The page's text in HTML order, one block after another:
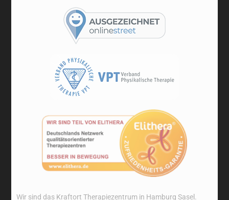
Wir sind das Kraftort Therapiezentrum in Hamburg Sasel.